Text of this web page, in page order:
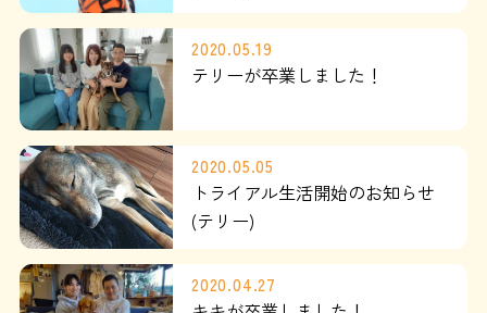
里親が見つかりました
よくある質問
SHOP
2020.05.19
テリーが卒業しました！
2020.05.05
トライアル生活開始のお知らせ
(テリー)
2020.04.27